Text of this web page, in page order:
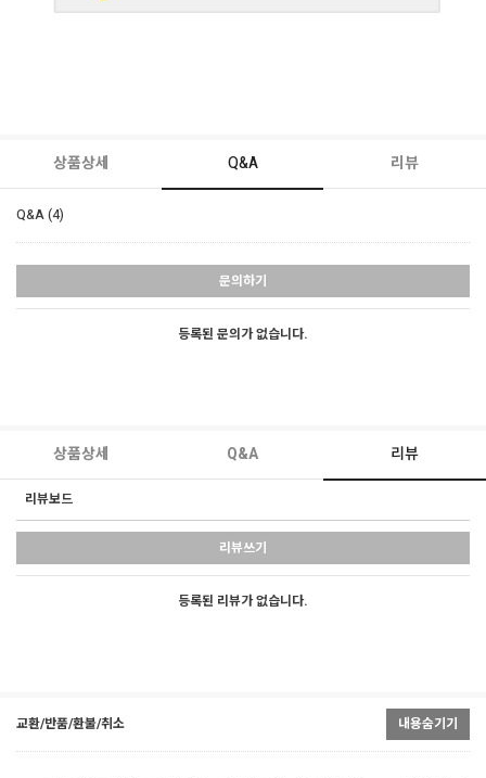
상품상세 Q&A 리뷰
Q&A (4)
문의하기
등록된 문의가 없습니다.
상품상세 Q&A 리뷰
리뷰보드
리뷰쓰기
등록된 리뷰가 없습니다.
교환/반품/환불/취소 내용숨기기